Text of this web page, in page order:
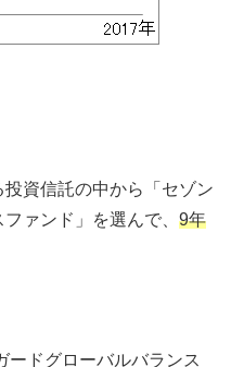
資信託の中から「セゾン
ァンド」を選んで、 9年
ドグローバルバランス